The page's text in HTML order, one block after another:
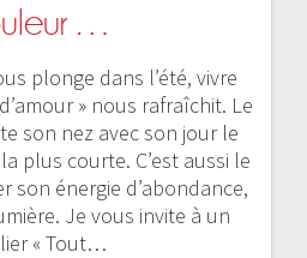
…
plonge dans l’été, vivre
» nous rafraîchit. Le
son nez avec son jour le
plus courte. C’est aussi le
son énergie d’abondance,
Je vous invite à un
« Tout…